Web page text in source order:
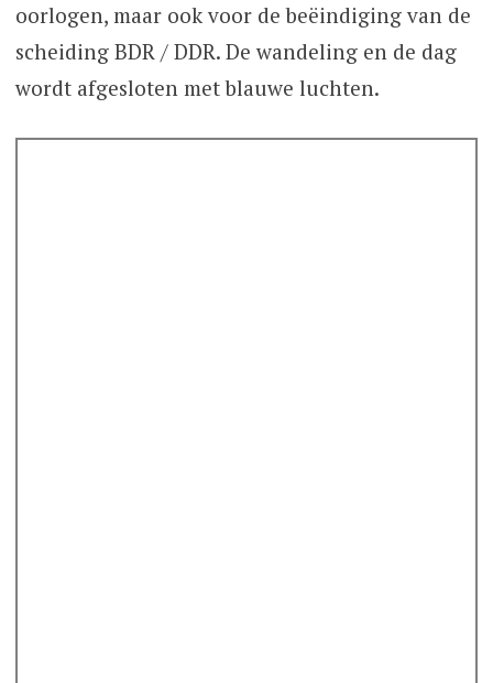
oorlogen, maar ook voor de beëindiging van de
scheiding BDR / DDR. De wandeling en de dag
wordt afgesloten met blauwe luchten.